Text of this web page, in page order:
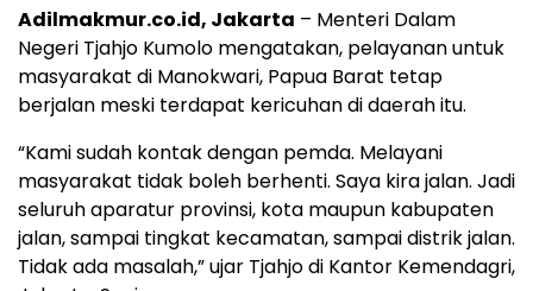
Adilmakmur.co.id, Jakarta – Menteri Dalam
Negeri Tjahjo Kumolo mengatakan, pelayanan untuk
masyarakat di Manokwari, Papua Barat tetap
berjalan meski terdapat kericuhan di daerah itu.
“Kami sudah kontak dengan pemda. Melayani
masyarakat tidak boleh berhenti. Saya kira jalan. Jadi
seluruh aparatur provinsi, kota maupun kabupaten
jalan, sampai tingkat kecamatan, sampai distrik jalan.
Tidak ada masalah,” ujar Tjahjo di Kantor Kemendagri,